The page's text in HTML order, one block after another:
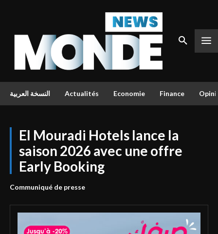
النسخة العربية Actualités Economie Finance
El Mouradi Hotels lance la
saison 2026 avec une offre
Early Booking
Communiqué de presse